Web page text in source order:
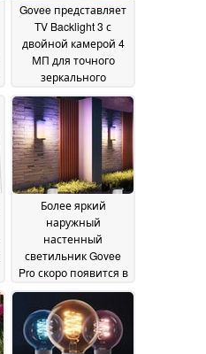
Govee представляет
TV Backlight 3 с
двойной камерой 4
МП для точного
зеркального
отображения экрана
16 May 2026
Более яркий
наружный
настенный
светильник Govee
Pro скоро появится в
продаже16 May 2026